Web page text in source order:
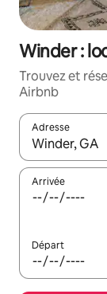
Winder :
Trouvez et
Airbnb
Adresse
Lorsque les
Arrivée
Départ